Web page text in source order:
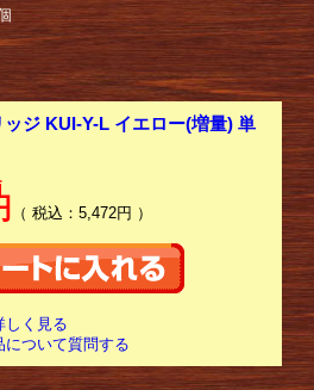
ッジ KUI-Y-L イエロー(増量) 単
（ 税込：5,472円 ）
しく見る
について質問する